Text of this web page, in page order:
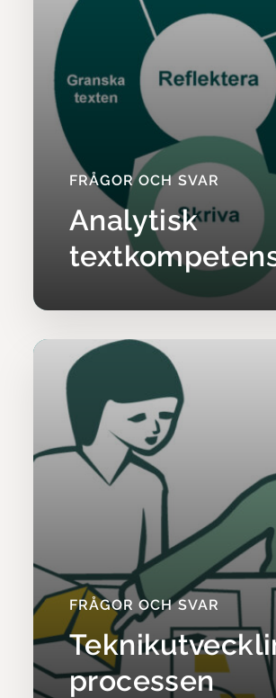
FRÅGOR OCH SVAR
Analytisk
FRÅGOR OCH SVAR
processen